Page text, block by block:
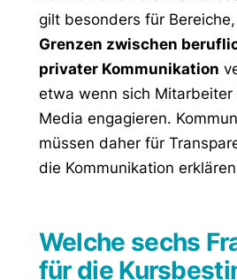
gilt besonders für
Grenzen zwischen
privater Kommunikation
etwa wenn sich Mitarbeiter
Media engagieren.
müssen daher für
die Kommunikation
Welche sechs
für die